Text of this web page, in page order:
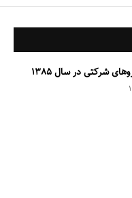
شرکتی در سال 1385